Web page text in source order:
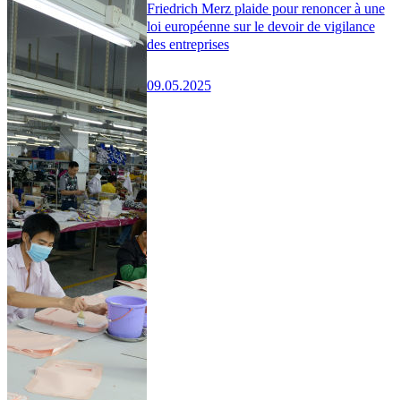
Friedrich Merz plaide pour renoncer à une
loi européenne sur le devoir de vigilance
des entreprises
09.05.2025